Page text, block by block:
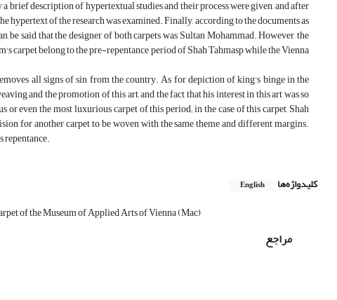
brief description of hypertextual studies and their process were given, and after
hypertext of the research was examined. Finally, according to the documents as
said that the designer of both carpets was Sultan Mohammad. However, the
carpet belong to the pre-repentance period of Shah Tahmasp while the Vienna
all signs of sin from the country. As for depiction of king's binge in the
and the promotion of this art, and the fact that his interest in this art was so
even the most luxurious carpet of this period; in the case of this carpet, Shah
for another carpet to be woven with the same theme and different margins.
repentance.
کلیدواژه‌ها English
of the Museum of Applied Arts of Vienna (Mac)
مراجع